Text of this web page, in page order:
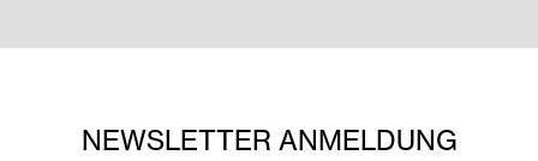
NEWSLETTER ANMELDUNG